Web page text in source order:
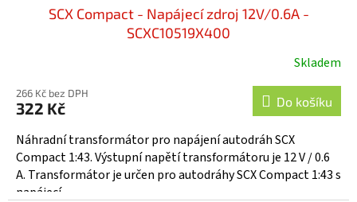
SCX Compact - Napájecí zdroj 12V/0.6A -
SCXC10519X400
Skladem
266 Kč bez DPH
322 Kč Do košíku
Náhradní transformátor pro napájení autodráh SCX
Compact 1:43. Výstupní napětí transformátoru je 12 V / 0.6
A. Transformátor je určen pro autodráhy SCX Compact 1:43 s
napájecí...